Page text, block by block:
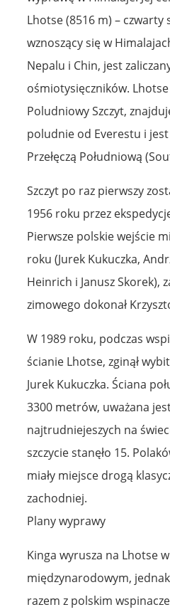
Lhotse (8516 m) – czwarty
wznoszący się w
Nepalu i Chin, jest
ośmiotysięczników.
Poludniowy Szczyt,
poludnie od Everestu i
Przełęczą Południową
Szczyt po raz pierwszy
1956 roku przez
Pierwsze polskie wejście
roku (Jurek Kukuczka,
Heinrich i Janusz Skorek),
zimowego dokonał
W 1989 roku, podczas
ścianie Lhotse, zginął
Jurek Kukuczka. Ściana
3300 metrów, uważana
najtrudniejeszych na
szczycie stanęło 15.
miały miejsce drogą
zachodniej.
Plany wyprawy
Kinga wyrusza na Lhotse
międzynarodowym,
razem z polskim